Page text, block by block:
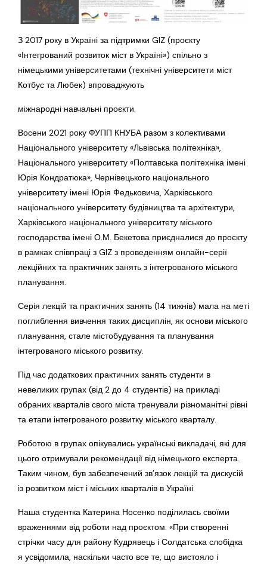
З 2017 року в Україні за підтримки GIZ (проєкту
«Інтегрований розвиток міст в Україні») спільно з
німецькими університетами (технічні університети міст
Котбус та Любек) впроваджують
міжнародні навчальні проєкти.
Восени 2021 року ФУПП КНУБА разом з колективами
Національного університету «Львівська політехніка»,
Національного університету «Полтавська політехніка імені
Юрія Кондратюка», Чернівецького національного
університету імені Юрія Федьковича, Харківського
національного університету будівництва та архітектури,
Харківського національного університету міського
господарства імені О.М. Бекетова приєдналися до проєкту
в рамках співпраці з GIZ з проведенням онлайн-серії
лекційних та практичних занять з інтегрованого міського
планування.
Серія лекцій та практичних занять (14 тижнів) мала на меті
поглиблення вивчення таких дисциплін, як основи міського
планування, стале містобудування та планування
інтегрованого міського розвитку.
Під час додаткових практичних занять студенти в
невеликих групах (від 2 до 4 студентів) на прикладі
обраних кварталів свого міста тренували різноманітні рівні
та етапи інтегрованого розвитку міського кварталу.
Роботою в групах опікувались українські викладачі, які для
цього отримували рекомендації від німецького експерта.
Таким чином, був забезпечений зв’язок лекцій та дискусій
із розвитком міст і міських кварталів в Україні.
Наша студентка Катерина Носенко поділилась своїми
враженнями від роботи над проєктом: «При створенні
стрічки часу для району Кудрявець і Солдатська слобідка
я усвідомила, наскільки часто все те, що вистояло і